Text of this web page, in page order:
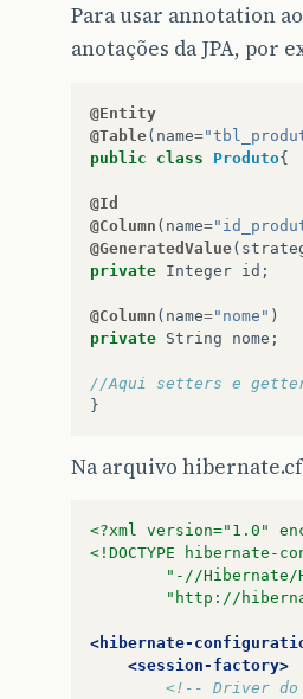
Para usar annotation
anotações da JPA, por
@Entity
@Table( name=
public
class Produto{
@Id
@Column ( name=
@GeneratedValue(
private Integer id ;
@Column ( name="nome" )
private String nome ;
//Aqui setters e
}
Na arquivo
<?xml version="1.0"
<!DOCTYPE hibernate-
"-//
"http://
<hibernate-
<session-factory>
<!-- Driver do